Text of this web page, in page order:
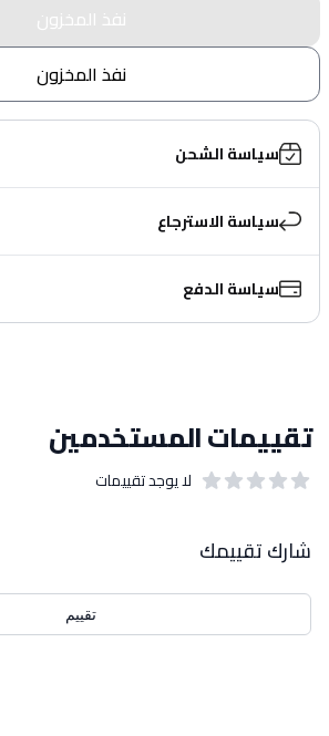
نفذ المخزون
نفذ المخزون
سياسة الشحن
سياسة الاسترجاع
سياسة الدفع
تقييمات المستخدمين
لا يوجد تقييمات
شارك تقييمك
تقييم